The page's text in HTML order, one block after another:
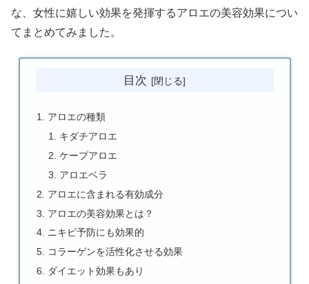
な、女性に嬉しい効果を発揮するアロエの美容効果につい
てまとめてみました。
目次
アロエの種類
キダチアロエ
ケープアロエ
アロエベラ
アロエに含まれる有効成分
アロエの美容効果とは？
ニキビ予防にも効果的
コラーゲンを活性化させる効果
ダイエット効果もあり